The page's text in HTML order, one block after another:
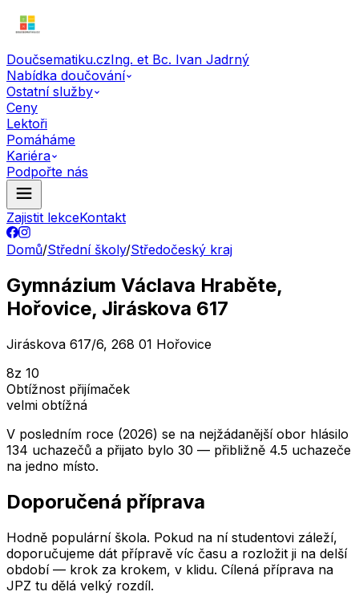
Doučsematiku.czIng. et Bc. Ivan Jadrný
Nabídka doučování
Ostatní služby
Ceny
Lektoři
Pomáháme
Kariéra
Podpořte nás
Zajistit lekceKontakt
Domů/Střední školy/Středočeský kraj
Gymnázium Václava Hraběte,
Hořovice, Jiráskova 617
Jiráskova 617/6, 268 01 Hořovice
8z 10
Obtížnost přijímaček
velmi obtížná
V posledním roce (2026) se na nejžádanější obor hlásilo
134 uchazečů a přijato bylo 30 — přibližně 4.5 uchazeče
na jedno místo.
Doporučená příprava
Hodně populární škola. Pokud na ní studentovi záleží,
doporučujeme dát přípravě víc času a rozložit ji na delší
období — krok za krokem, v klidu. Cílená příprava na
JPZ tu dělá velký rozdíl.